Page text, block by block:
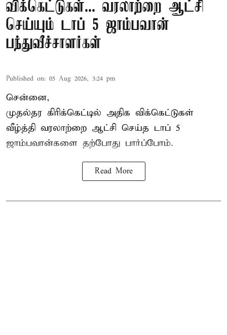
விக்கெட்டுகள்... வரலாற்றை ஆட்சி
செய்யும் டாப் 5 ஜாம்பவான்
பந்துவீச்சாளர்கள்
Published on: 05 Aug 2026, 3:24 pm
சென்னை,
முதல்தர கிரிக்கெட்டில் அதிக விக்கெட்டுகள்
வீழ்த்தி வரலாற்றை ஆட்சி செய்த டாப் 5
ஜாம்பவான்களை தற்போது பார்ப்போம்.
Read More